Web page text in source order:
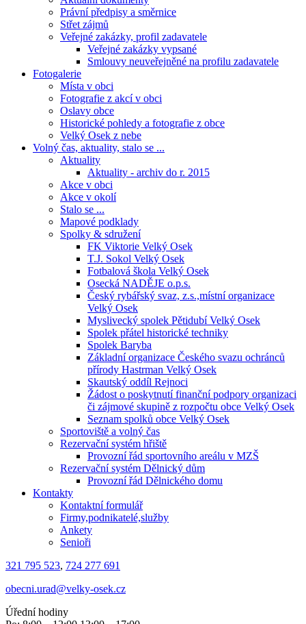
Právní předpisy a směrnice
Střet zájmů
Veřejné zakázky, profil zadavatele
Veřejné zakázky vypsané
Smlouvy neuveřejněné na profilu zadavatele
Fotogalerie
Místa v obci
Fotografie z akcí v obci
Oslavy obce
Historické pohledy a fotografie z obce
Velký Osek z nebe
Volný čas, aktuality, stalo se ...
Aktuality
Aktuality - archiv do r. 2015
Akce v obci
Akce v okolí
Stalo se ...
Mapové podklady
Spolky & sdružení
FK Viktorie Velký Osek
T.J. Sokol Velký Osek
Fotbalová škola Velký Osek
Osecká NADĚJE o.p.s.
Český rybářský svaz, z.s.,místní organizace
Velký Osek
Myslivecký spolek Pětidubí Velký Osek
Spolek přátel historické techniky
Spolek Baryba
Základní organizace Českého svazu ochránců
přírody Hastrman Velký Osek
Skautský oddíl Rejnoci
Žádost o poskytnutí finanční podpory organizaci
či zájmové skupině z rozpočtu obce Velký Osek
Seznam spolků obce Velký Osek
Sportoviště a volný čas
Rezervační systém hřiště
Provozní řád sportovního areálu v MZŠ
Rezervační systém Dělnický dům
Provozní řád Dělnického domu
Kontakty
Kontaktní formulář
Firmy,podnikatelé,služby
Ankety
Senioři
321 795 523, 724 277 691
obecni.urad@velky-osek.cz
Úřední hodiny